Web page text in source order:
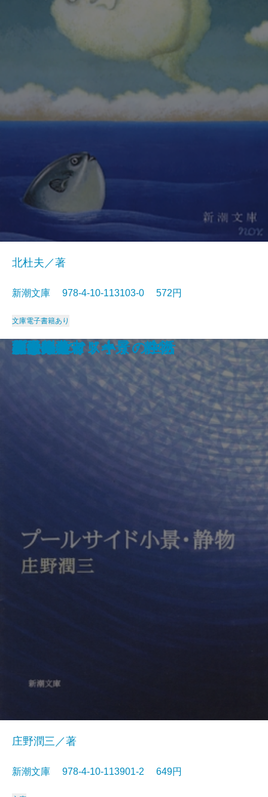
眠狂四郎無頼控〔六〕
日日平安
芽むしり仔撃ち
忍ぶ川
梟の城
海辺の光景
しぶちん
しろばんば
香華
どくとるマンボウ航海記
北杜夫／著
新潮文庫 978-4-10-113103-0 572円
文庫電子書籍あり
プールサイド小景・静物
庄野潤三／著
新潮文庫 978-4-10-113901-2 649円
おはん
大炊介始末
ドストエフスキイの生活
楢山節考
紀ノ川
蒼き狼
可愛いエミリー
天平の甍
ひかりごけ